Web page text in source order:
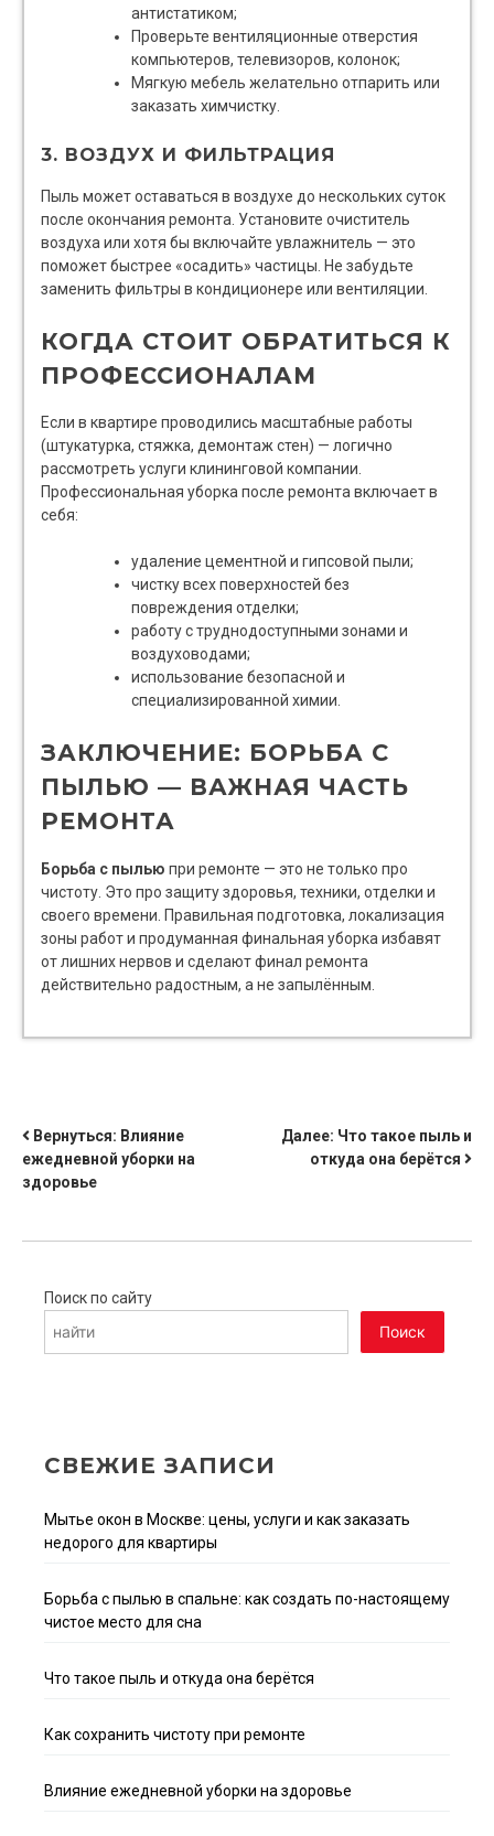
антистатиком;
Проверьте вентиляционные отверстия
компьютеров, телевизоров, колонок;
Мягкую мебель желательно отпарить или
заказать химчистку.
3. ВОЗДУХ И ФИЛЬТРАЦИЯ
Пыль может оставаться в воздухе до нескольких суток
после окончания ремонта. Установите очиститель
воздуха или хотя бы включайте увлажнитель — это
поможет быстрее «осадить» частицы. Не забудьте
заменить фильтры в кондиционере или вентиляции.
КОГДА СТОИТ ОБРАТИТЬСЯ К
ПРОФЕССИОНАЛАМ
Если в квартире проводились масштабные работы
(штукатурка, стяжка, демонтаж стен) — логично
рассмотреть услуги клининговой компании.
Профессиональная уборка после ремонта включает в
себя:
удаление цементной и гипсовой пыли;
чистку всех поверхностей без
повреждения отделки;
работу с труднодоступными зонами и
воздуховодами;
использование безопасной и
специализированной химии.
ЗАКЛЮЧЕНИЕ: БОРЬБА С
ПЫЛЬЮ — ВАЖНАЯ ЧАСТЬ
РЕМОНТА
Борьба с пылью при ремонте — это не только про
чистоту. Это про защиту здоровья, техники, отделки и
своего времени. Правильная подготовка, локализация
зоны работ и продуманная финальная уборка избавят
от лишних нервов и сделают финал ремонта
действительно радостным, а не запылённым.
НАВИГАЦИЯ
ПО
Вернуться: Влияние
ежедневной уборки на
здоровье
Далее: Что такое пыль и
откуда она берётся
Поиск по сайту
Поиск
СВЕЖИЕ ЗАПИСИ
Мытье окон в Москве: цены, услуги и как заказать
недорого для квартиры
Борьба с пылью в спальне: как создать по-настоящему
чистое место для сна
Что такое пыль и откуда она берётся
Как сохранить чистоту при ремонте
Влияние ежедневной уборки на здоровье